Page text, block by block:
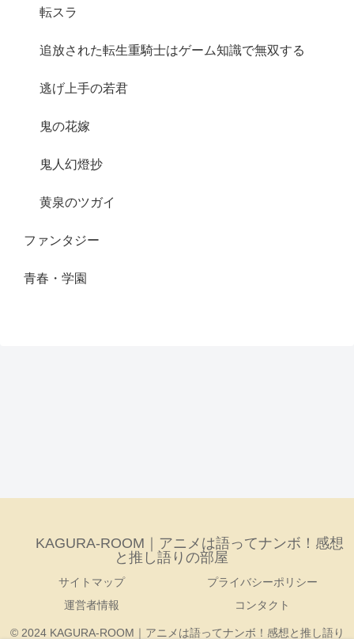
転スラ
追放された転生重騎士はゲーム知識で無双する
逃げ上手の若君
鬼の花嫁
鬼人幻燈抄
黄泉のツガイ
ファンタジー
青春・学園
KAGURA-ROOM｜アニメは語ってナンボ！感想
と推し語りの部屋
サイトマップ
プライバシーポリシー
運営者情報
コンタクト
© 2024 KAGURA-ROOM｜アニメは語ってナンボ！感想と推し語り